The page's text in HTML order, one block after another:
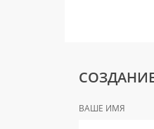
ВАШЕ ИМЯ